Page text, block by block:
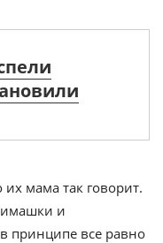
мама так говорит.
и
принципе все равно